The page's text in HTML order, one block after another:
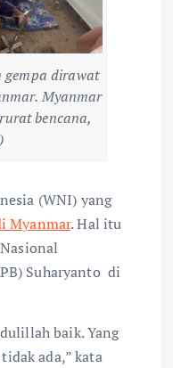
gempa dirawat
Myanmar
bencana,
(WNI) yang
Myanmar. Hal itu
Suharyanto di
baik. Yang
ada,” kata